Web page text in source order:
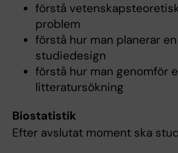
förstå
problem
förstå hur man planerar
studiedesign
förstå hur man genomför
litteratursökning
Biostatistik
Efter avslutat moment ska